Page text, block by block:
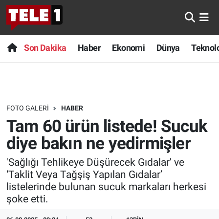
Son Dakika Haber Ekonomi Dünya
FOTO GALERI HABER
Tam 60 ürün listede! Sucuk
diye bakın ne yedirmişler
'Sağlığı Tehlikeye Düşürecek Gıdalar' ve
‘Taklit Veya Tağşiş Yapılan Gıdalar’
listelerinde bulunan sucuk markaları herkesi
şoke etti.
Anında Manşet
Başka Sohbetler
Bilim turu
Bilim ve Teknoloji Evreni
Doğa Konuşuyor
Dünya
Son Dakika
Haber
Dünya
Teknoloji
Sağlık
Spor
Nöbetçi Eczaneler
Hava Durumu
Trafik Durumu
Süper Lig Puan Durumu ve Fikstür
Tüm Manşetler
Son Dakika Haberleri